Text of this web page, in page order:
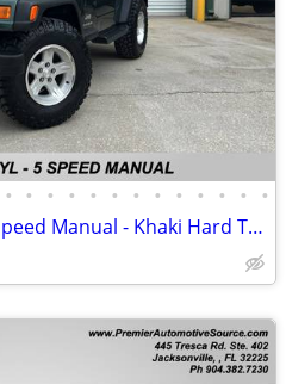
• • • • • • • • • • • • •
2003 Jeep Wrangler X - 5 Speed Manual - Khaki Hard Top